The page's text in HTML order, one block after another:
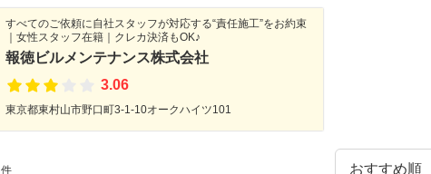
すべてのご依頼に自社スタッフが対応する“責任施工”をお約束
｜女性スタッフ在籍｜クレカ決済もOK♪
報徳ビルメンテナンス株式会社
3.06
東京都東村山市野口町3-1-10オークハイツ101
件